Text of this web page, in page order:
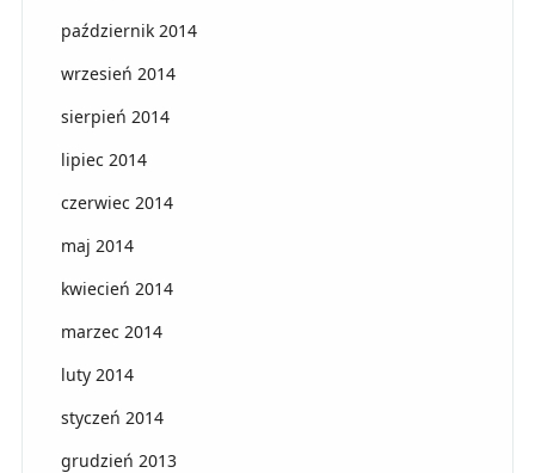
październik 2014
wrzesień 2014
sierpień 2014
lipiec 2014
czerwiec 2014
maj 2014
kwiecień 2014
marzec 2014
luty 2014
styczeń 2014
grudzień 2013